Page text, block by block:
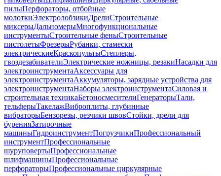
пилыПерфораторы, отбойные
молоткиЭлектролобзикиДрелиСтроительные
миксерыДальномерыМногофункциональные
инструментыСтроительные феныСтроительные
пистолетыФрезерыРубанки, стамески
электрическиеКраскопультыСтеплеры,
гвоздезабивателиЭлектрические ножницы, резакиНасадки для
электроинструментаАксессуары для
электроинструментаАккумуляторы, зарядные устройства для
электроинструментаНаборы электроинструментаСиловая и
строительная техникаБетоносмесителиГенераторыТали,
тельферыТакелажВиброплиты, глубинные
вибраторыБензорезы, резчики швовСтойки, дрели для
буренияЗатирочные
машиныГидроинструментПогрузчикиПрофессиональный
инструментПрофессиональные
шуруповертыПрофессиональные
шлифмашиныПрофессиональные
перфораторыПрофессиональные циркулярные